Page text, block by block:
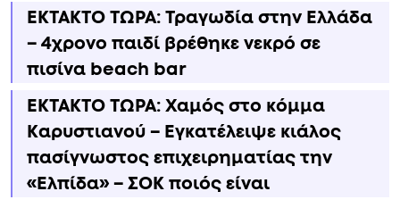
ΕΚΤΑΚΤΟ ΤΩΡΑ: Τραγωδία στην Ελλάδα
– 4χρονο παιδί βρέθηκε νεκρό σε
πισίνα beach bar
ΕΚΤΑΚΤΟ ΤΩΡΑ: Χαμός στο κόμμα
Καρυστιανού – Εγκατέλειψε κιάλος
πασίγνωστος επιχειρηματίας την
«Ελπίδα» – ΣΟΚ ποιός είναι